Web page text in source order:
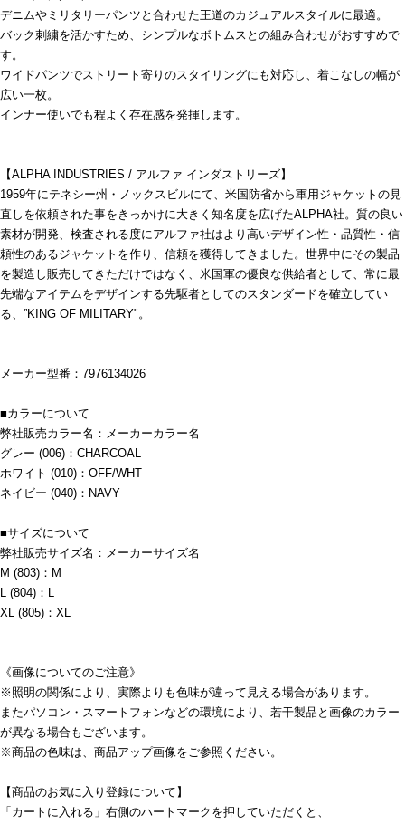
デニムやミリタリーパンツと合わせた王道のカジュアルスタイルに最適。
バック刺繍を活かすため、シンプルなボトムスとの組み合わせがおすすめで
す。
ワイドパンツでストリート寄りのスタイリングにも対応し、着こなしの幅が
広い一枚。
インナー使いでも程よく存在感を発揮します。
【ALPHA INDUSTRIES / アルファ インダストリーズ】
1959年にテネシー州・ノックスビルにて、米国防省から軍用ジャケットの見
直しを依頼された事をきっかけに大きく知名度を広げたALPHA社。質の良い
素材が開発、検査される度にアルファ社はより高いデザイン性・品質性・信
頼性のあるジャケットを作り、信頼を獲得してきました。世界中にその製品
を製造し販売してきただけではなく、米国軍の優良な供給者として、常に最
先端なアイテムをデザインする先駆者としてのスタンダードを確立してい
る、”KING OF MILITARY"。
メーカー型番：7976134026
■カラーについて
弊社販売カラー名：メーカーカラー名
グレー (006)：CHARCOAL
ホワイト (010)：OFF/WHT
ネイビー (040)：NAVY
■サイズについて
弊社販売サイズ名：メーカーサイズ名
M (803)：M
L (804)：L
XL (805)：XL
《画像についてのご注意》
※照明の関係により、実際よりも色味が違って見える場合があります。
またパソコン・スマートフォンなどの環境により、若干製品と画像のカラー
が異なる場合もございます。
※商品の色味は、商品アップ画像をご参照ください。
【商品のお気に入り登録について】
「カートに入れる」右側のハートマークを押していただくと、